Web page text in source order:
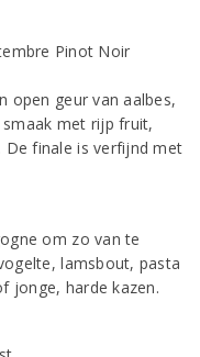
open geur van aalbes,
smaak met rijp fruit,
De finale is verfijnd met
om zo van te
lamsbout, pasta
jonge, harde kazen.